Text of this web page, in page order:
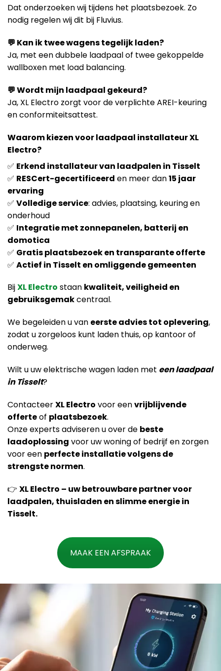
Dat onderzoeken wij tijdens het plaatsbezoek. Zo
nodig regelen wij dit bij Fluvius.
💬 Kan ik twee wagens tegelijk laden?
Ja, met een dubbele laadpaal of twee gekoppelde
wallboxen met load balancing.
💬 Wordt mijn laadpaal gekeurd?
Ja, XL Electro zorgt voor de verplichte AREI-keuring
en conformiteitsattest.
Waarom kiezen voor laadpaal installateur XL
Electro?
✅ Erkend installateur van laadpalen in Tisselt
✅ RESCert-gecertificeerd en meer dan15 jaar
ervaring
✅ Volledige service: advies, plaatsing, keuring en
onderhoud
✅ Integratie met zonnepanelen, batterij en
domotica
✅ Gratis plaatsbezoek en transparante offerte
✅ Actief in Tisselt en omliggende gemeenten
BijXL Electro staan kwaliteit, veiligheid en
gebruiksgemakcentraal.
We begeleiden u van eerste advies tot oplevering,
zodat u zorgeloos kunt laden thuis, op kantoor of
onderweg.
Wilt u uw elektrische wagen laden met een laadpaal
in Tisselt?
ContacteerXL Electro voor eenvrijblijvende
offerteof plaatsbezoek.
Onze experts adviseren u over de beste
laadoplossing voor uw woning of bedrijf en zorgen
voor een perfecte installatie volgens de
strengste normen.
👉 XL Electro – uw betrouwbare partner voor
laadpalen, thuisladen en slimme energie in
Tisselt.
MAAK EEN AFSPRAAK